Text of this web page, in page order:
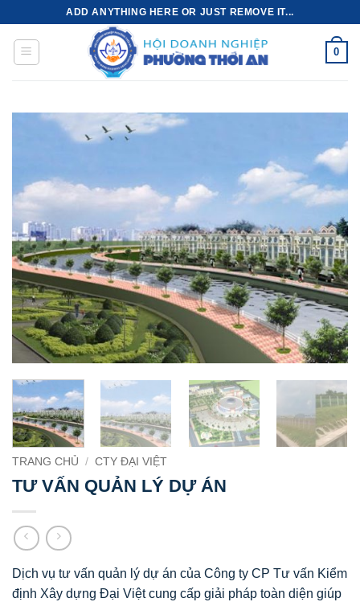
dung
ADD ANYTHING HERE OR JUST REMOVE IT...
0
TRANG CHỦ / CTY ĐẠI VIỆT
TƯ VẤN QUẢN LÝ DỰ ÁN
Dịch vụ tư vấn quản lý dự án của Công ty CP Tư vấn Kiểm
định Xây dựng Đại Việtcung cấp giải pháp toàn diện giúp